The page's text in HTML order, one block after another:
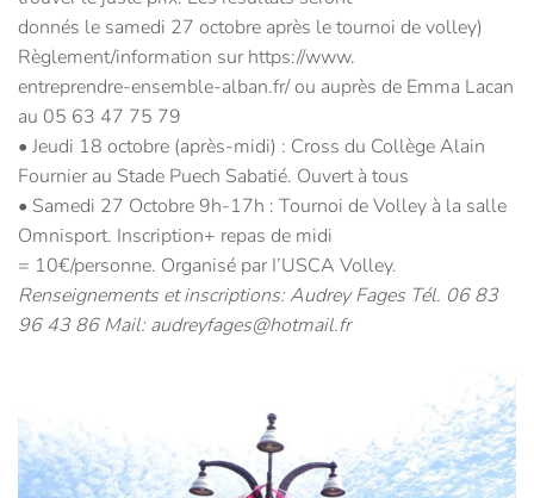
donnés le samedi 27 octobre après le tournoi de volley)
Règlement/information sur https://www.
entreprendre-ensemble-alban.fr/ ou auprès de Emma Lacan
au 05 63 47 75 79
• Jeudi 18 octobre (après-midi) : Cross du Collège Alain
Fournier au Stade Puech Sabatié. Ouvert à tous
• Samedi 27 Octobre 9h-17h : Tournoi de Volley à la salle
Omnisport. Inscription+ repas de midi
= 10€/personne. Organisé par I’USCA Volley.
Renseignements et inscriptions: Audrey Fages Tél. 06 83
96 43 86 Mail: audreyfages@hotmail.fr